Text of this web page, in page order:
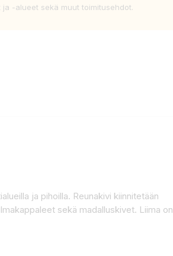
ja -alueet sekä muut toimitusehdot.
ja pihoilla. Reunakivi kiinnitetään
sekä madalluskivet. Liima on